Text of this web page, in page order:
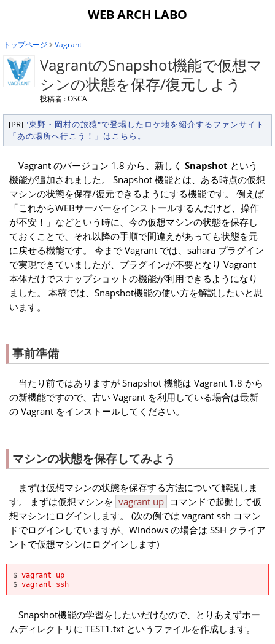
WEB ARCH LABO
トップページ Vagrant
VagrantのSnapshot機能で仮想マ
シンの状態を保存/復元しよう
投稿者 : OSCA
[PR]"東野・岡村の旅猿"で登場したロケ地を紹介するファンサイト
「あの場所へ行こう！」はこちら。
Vagrant のバージョン 1.8 から、新しく Snapshot という
機能が追加されました。 Snapshot 機能とは、ある時点の仮想
マシンの状態を保存/復元できるようにする機能です。 例えば
「これからWEBサーバーをインストールするんだけど、操作
が不安！」などという時に、今の仮想マシンの状態を保存し
ておくことで、それ以降の手順で間違えがあっても状態を元
に戻せる機能です。 今まで Vagrant では、sahara プラグイン
で実現できていましたが、プラグインが不要となり Vagrant
本体だけでスナップショットの機能が利用できるようになり
ました。 本稿では、Snapshot機能の使い方を解説したいと思
います。
事前準備
当たり前ではありますが Snapshot 機能は Vagrant 1.8 から
の新機能ですので、古い Vagrant を利用している場合は最新
の Vagrant をインストールしてください。
マシンの状態を保存してみよう
まずは仮想マシンの状態を保存する方法について解説しま
す。 まずは仮想マシンを vagrant up コマンドで起動して仮
想マシンにログインします。 (次の例では vagrant ssh コマン
ドでログインしていますが、Windows の場合は SSH クライア
ントで仮想マシンにログインします)
$ vagrant up
$ vagrant ssh
Snapshot機能の学習をしたいだけなので、とりあえずホー
ムディレクトリに TEST1.txt というファイルを作成します。